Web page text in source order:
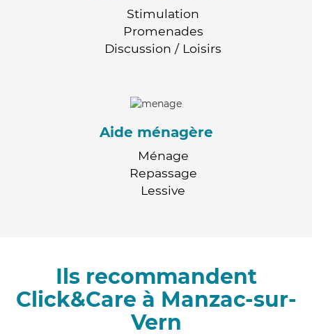
Stimulation
Promenades
Discussion / Loisirs
Aide ménagère
Ménage
Repassage
Lessive
Ils recommandent
Click&Care à Manzac-sur-
Vern